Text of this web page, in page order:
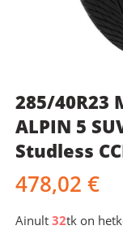
285/40R23
ALPIN 5
Studless
478,02 €
Ainult 32tk on